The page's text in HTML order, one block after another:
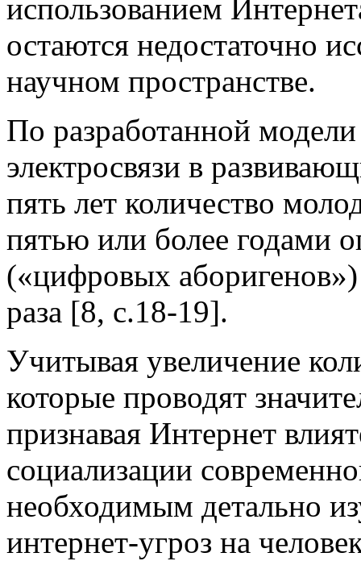
использованием
остаются недостаточно
научном пространстве.
По разработанной
электросвязи в
пять лет количество
пятью или более годами
(«цифровых
раза [8, c.18-19].
Учитывая увеличение
которые проводят
признавая Интернет
социализации
необходимым детально
интернет-угроз на